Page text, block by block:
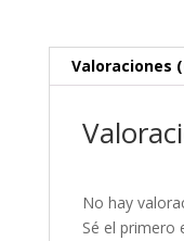
Valoraciones
No hay
Sé el primero